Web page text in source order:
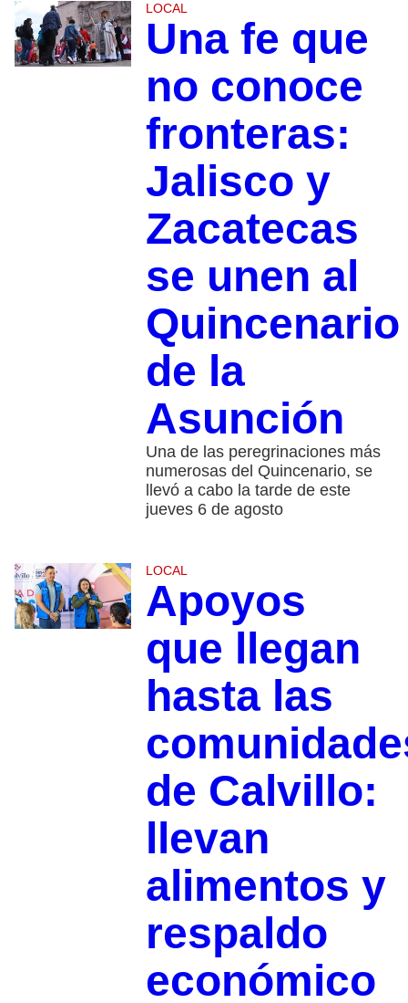
LOCAL
Una fe que
no conoce
fronteras:
Jalisco y
Zacatecas
se unen al
Quincenario
de la
Asunción
Una de las peregrinaciones más
numerosas del Quincenario, se
llevó a cabo la tarde de este
jueves 6 de agosto
LOCAL
Apoyos
que llegan
hasta las
de Calvillo:
llevan
alimentos y
respaldo
económico